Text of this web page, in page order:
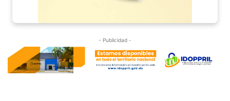
- Publicidad -